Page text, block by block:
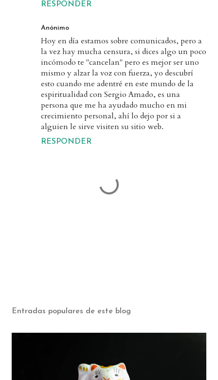
RESPONDER
Anónimo
Hoy en día estamos sobre comunicados, pero a
la vez hay mucha censura, si dices algo un poco
incómodo te "cancelan" pero es mejor ser uno
mismo y alzar la voz con fuerza, yo descubrí
esto cuando me adentré en este mundo de la
espiritualidad con Sergio Amado, es una
persona que me ha ayudado mucho en mi
crecimiento personal, ahí lo dejo por si a
alguien le sirve visiten su sitio web.
RESPONDER
b
i
Entradas populares de este blog